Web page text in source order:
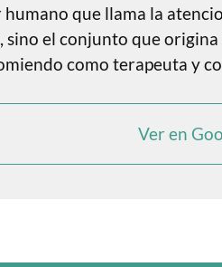
que llama la
el conjunto que
como terapeuta y
Ver en